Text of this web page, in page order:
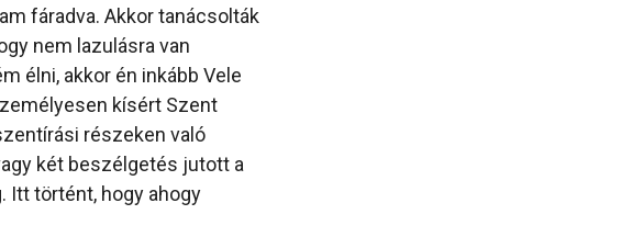
fáradva. Akkor tanácsolták
nem lazulásra van
élni, akkor én inkább Vele
kísért Szent
részeken való
két beszélgetés jutott a
Itt történt, hogy ahogy